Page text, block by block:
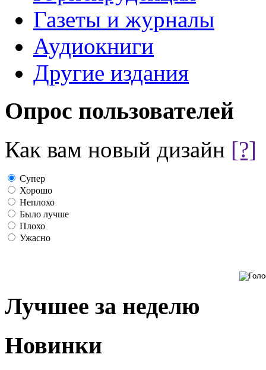
Газеты и журналы
Аудиокниги
Другие издания
Опрос пользователей
Как вам новый дизайн [?]
Супер
Хорошо
Неплохо
Было лучше
Плохо
Ужасно
Лучшее за неделю
Новинки